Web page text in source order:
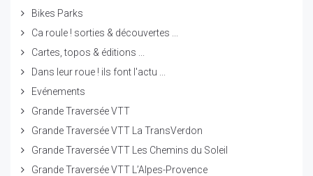
Bikes Parks
Ca roule ! sorties & découvertes ...
Cartes, topos & éditions ...
Dans leur roue ! ils font l'actu ...
Evénements
Grande Traversée VTT
Grande Traversée VTT La TransVerdon
Grande Traversée VTT Les Chemins du Soleil
Grande Traversée VTT L’Alpes-Provence